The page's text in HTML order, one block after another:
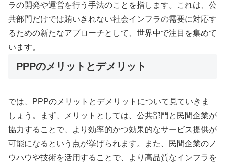
ラの開発や運営を行う手法のことを指します。これは、公
共部門だけでは賄いきれない社会インフラの需要に対応す
るための新たなアプローチとして、世界中で注目を集めて
います。
PPPのメリットとデメリット
では、PPPのメリットとデメリットについて見ていきま
しょう。まず、メリットとしては、公共部門と民間企業が
協力することで、より効率的かつ効果的なサービス提供が
可能になるという点が挙げられます。また、民間企業のノ
ウハウや技術を活用することで、より高品質なインフラを